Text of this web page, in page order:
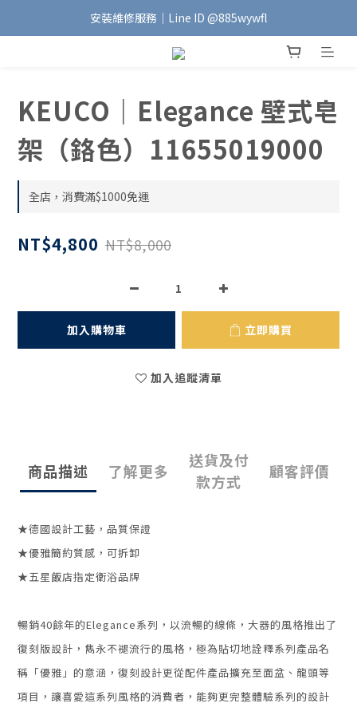
加入會員｜即享$100元購物金🛍️
安裝維修服務｜Line ID @885wywfl
好友募集中｜官方Line ID @746aztjp
KEUCO｜Elegance 壁式皂
架（鉻色）11655019000
全店，消費滿$1000免運
NT$4,800 NT$8,000
加入購物車 立即購買
加入追蹤清單
商品描述 了解更多
送貨及付
款方式
顧客評價
★德國設計工藝， 品質保證
★優雅簡約質感，可拆卸
★五星飯店指定衛浴品牌
暢銷40餘年的Elegance系列，以流暢的線條，大器的風格推出了
復刻版設計，雋永不褪流行的風格，極為貼切地詮釋系列產品名
稱「優雅」的意涵，復刻設計更從配件產品擴充至面盆、龍頭等
項目，讓喜愛這系列風格的消費者，能夠更完整體驗系列的設計